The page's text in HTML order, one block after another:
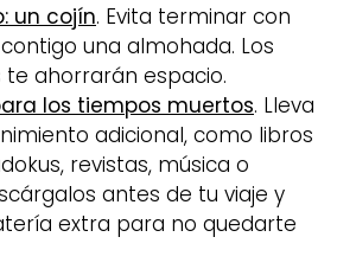
un cojín. Evita terminar con
una almohada. Los
te ahorrarán espacio.
los tiempos muertos. Lleva
adicional, como libros
revistas, música o
antes de tu viaje y
extra para no quedarte